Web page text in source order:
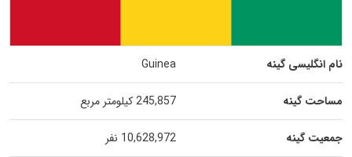
نام انگلیسی گینه Guinea
مساحت گینه 245,857 کیلومتر مربع
جمعیت گینه 10,628,972 نفر